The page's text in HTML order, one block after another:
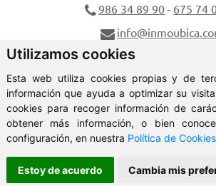
Utilizamos cookies
Esta web utiliza cookies propias y de
información que ayuda a optimizar su
cookies para recoger información de
obtener más información, o bien
configuración, en nuestra Política de Cookies
Estoy de acuerdo Cambia mis
986 34 89 90- 675 74
Av Domingo Bueno Nº 2,
Praza do concello Nº 8, 36470
ClickViviendas
Aviso Legal